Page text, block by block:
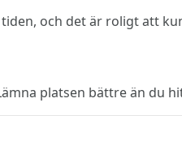
och det är roligt att
platsen bättre än du